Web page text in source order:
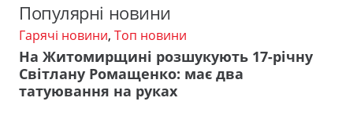
Популярні новини
Гарячі новини, Топ новини
На Житомирщині розшукують 17-річну
Світлану Ромащенко: має два
татуювання на руках